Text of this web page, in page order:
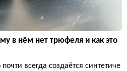
в нём нет трюфеля и как это
всегда создаётся синтетиче